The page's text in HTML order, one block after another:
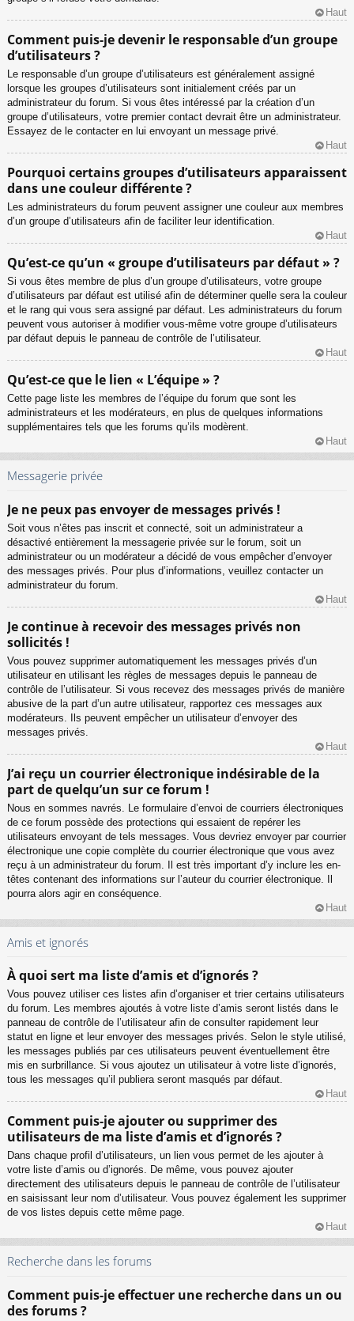
Haut
Comment puis-je devenir le responsable d’un groupe
d’utilisateurs ?
Le responsable d’un groupe d’utilisateurs est généralement assigné
lorsque les groupes d’utilisateurs sont initialement créés par un
administrateur du forum. Si vous êtes intéressé par la création d’un
groupe d’utilisateurs, votre premier contact devrait être un administrateur.
Essayez de le contacter en lui envoyant un message privé.
Haut
Pourquoi certains groupes d’utilisateurs apparaissent
dans une couleur différente ?
Les administrateurs du forum peuvent assigner une couleur aux membres
d’un groupe d’utilisateurs afin de faciliter leur identification.
Haut
Qu’est-ce qu’un « groupe d’utilisateurs par défaut » ?
Si vous êtes membre de plus d’un groupe d’utilisateurs, votre groupe
d’utilisateurs par défaut est utilisé afin de déterminer quelle sera la couleur
et le rang qui vous sera assigné par défaut. Les administrateurs du forum
peuvent vous autoriser à modifier vous-même votre groupe d’utilisateurs
par défaut depuis le panneau de contrôle de l’utilisateur.
Haut
Qu’est-ce que le lien « L’équipe » ?
Cette page liste les membres de l’équipe du forum que sont les
administrateurs et les modérateurs, en plus de quelques informations
supplémentaires tels que les forums qu’ils modèrent.
Haut
Messagerie privée
Je ne peux pas envoyer de messages privés !
Soit vous n’êtes pas inscrit et connecté, soit un administrateur a
désactivé entièrement la messagerie privée sur le forum, soit un
administrateur ou un modérateur a décidé de vous empêcher d’envoyer
des messages privés. Pour plus d’informations, veuillez contacter un
administrateur du forum.
Haut
Je continue à recevoir des messages privés non
sollicités !
Vous pouvez supprimer automatiquement les messages privés d’un
utilisateur en utilisant les règles de messages depuis le panneau de
contrôle de l’utilisateur. Si vous recevez des messages privés de manière
abusive de la part d’un autre utilisateur, rapportez ces messages aux
modérateurs. Ils peuvent empêcher un utilisateur d’envoyer des
messages privés.
Haut
J’ai reçu un courrier électronique indésirable de la
part de quelqu’un sur ce forum !
Nous en sommes navrés. Le formulaire d’envoi de courriers électroniques
de ce forum possède des protections qui essaient de repérer les
utilisateurs envoyant de tels messages. Vous devriez envoyer par courrier
électronique une copie complète du courrier électronique que vous avez
reçu à un administrateur du forum. Il est très important d’y inclure les en-
têtes contenant des informations sur l’auteur du courrier électronique. Il
pourra alors agir en conséquence.
Haut
Amis et ignorés
À quoi sert ma liste d’amis et d’ignorés ?
Vous pouvez utiliser ces listes afin d’organiser et trier certains utilisateurs
du forum. Les membres ajoutés à votre liste d’amis seront listés dans le
panneau de contrôle de l’utilisateur afin de consulter rapidement leur
statut en ligne et leur envoyer des messages privés. Selon le style utilisé,
les messages publiés par ces utilisateurs peuvent éventuellement être
mis en surbrillance. Si vous ajoutez un utilisateur à votre liste d’ignorés,
tous les messages qu’il publiera seront masqués par défaut.
Haut
Comment puis-je ajouter ou supprimer des
utilisateurs de ma liste d’amis et d’ignorés ?
Dans chaque profil d’utilisateurs, un lien vous permet de les ajouter à
votre liste d’amis ou d’ignorés. De même, vous pouvez ajouter
directement des utilisateurs depuis le panneau de contrôle de l’utilisateur
en saisissant leur nom d’utilisateur. Vous pouvez également les supprimer
de vos listes depuis cette même page.
Haut
Recherche dans les forums
Comment puis-je effectuer une recherche dans un ou
des forums ?